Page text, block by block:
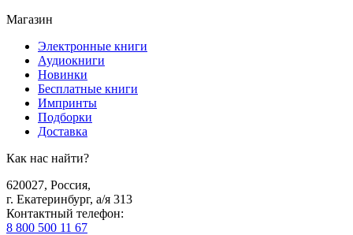
Магазин
Электронные книги
Аудиокниги
Новинки
Бесплатные книги
Импринты
Подборки
Доставка
Как нас найти?
620027, Россия,
г. Екатеринбург, а/я 313
Контактный телефон:
8 800 500 11 67